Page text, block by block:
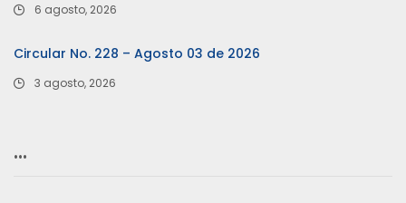
6 agosto, 2026
Circular No. 228 – Agosto 03 de 2026
3 agosto, 2026
…